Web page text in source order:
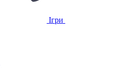
Ігри